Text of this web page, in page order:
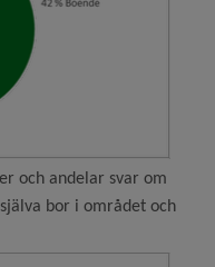
och andelar svar om
bor i området och